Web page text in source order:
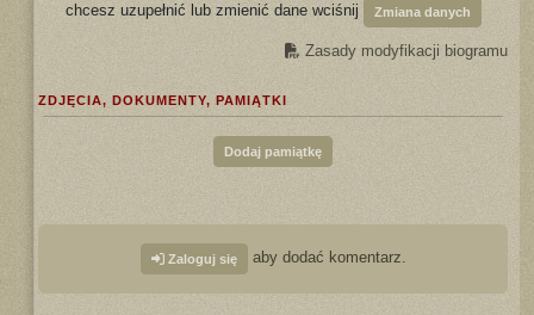
chcesz uzupełnić lub zmienić dane wciśnij
Zmiana danych
Zasady modyfikacji biogramu
ZDJĘCIA, DOKUMENTY, PAMIĄTKI
Dodaj pamiątkę
Zaloguj się aby dodać komentarz.